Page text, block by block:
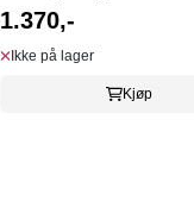
1.370,-
Ikke på lager
Kjøp